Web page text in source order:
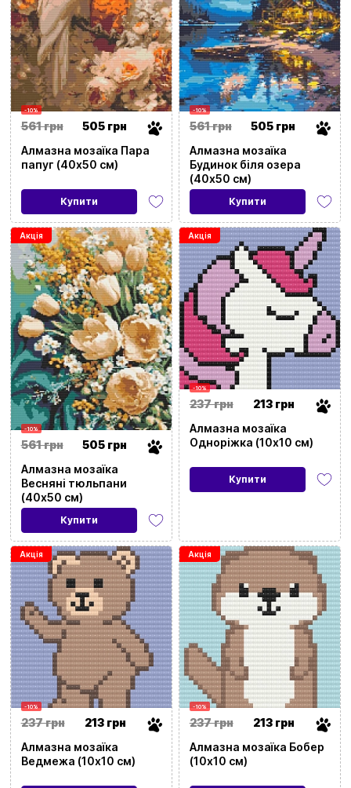
-10%
561 грн
505 грн
Алмазна мозаїка Пара
папуг (40х50 см)
Купити
-10%
561 грн
505 грн
Алмазна мозаїка
Будинок біля озера
(40х50 см)
Купити
Акція
-10%
561 грн
505 грн
Алмазна мозаїка
Весняні тюльпани
(40х50 см)
Купити
Акція
-10%
237 грн
213 грн
Алмазна мозаїка
Одноріжка (10х10 см)
Купити
Акція
-10%
237 грн
213 грн
Алмазна мозаїка
Ведмежа (10х10 см)
Акція
-10%
237 грн
213 грн
Алмазна мозаїка Бобер
(10х10 см)